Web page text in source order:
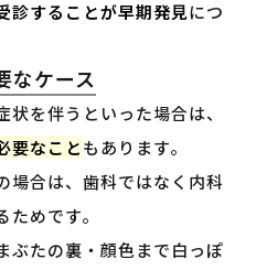
診することが早期発見につ
なケース
を伴うといった場合は、
要なこともあります。
場合は、歯科ではなく内科
めです。
ぶたの裏・顔色まで白っぽ